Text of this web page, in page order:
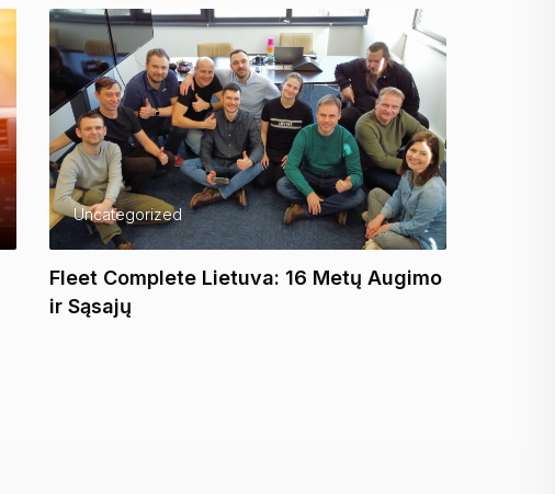
Uncategorized
Fleet Complete Lietuva: 16 Metų Augimo
ir Sąsajų